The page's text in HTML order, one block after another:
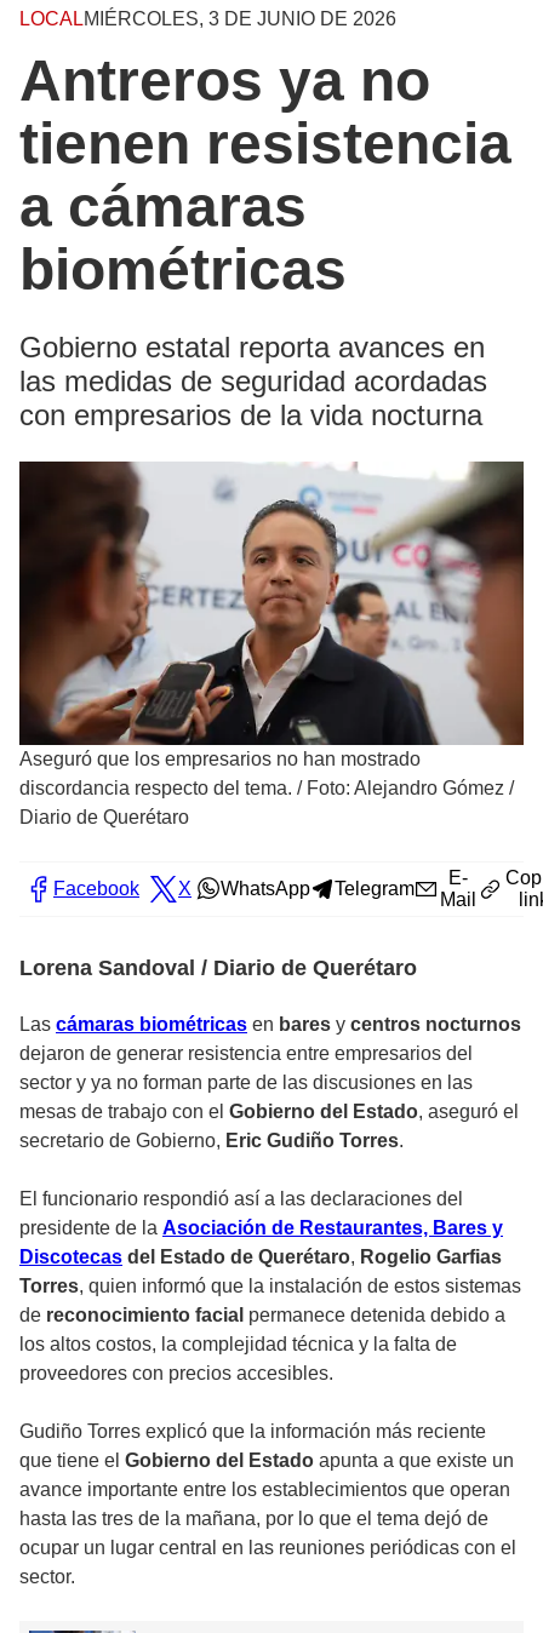
LOCALMIÉRCOLES, 3 DE JUNIO DE 2026
Antreros ya no
tienen resistencia
a cámaras
biométricas
Gobierno estatal reporta avances en
las medidas de seguridad acordadas
con empresarios de la vida nocturna
Aseguró que los empresarios no han mostrado
discordancia respecto del tema. / Foto: Alejandro Gómez /
Diario de Querétaro
Facebook X WhatsApp Telegram
E-
Mail
Lorena Sandoval / Diario de Querétaro
Las cámaras biométricas en bares y centros nocturnos
dejaron de generar resistencia entre empresarios del
sector y ya no forman parte de las discusiones en las
mesas de trabajo con el Gobierno del Estado, aseguró el
secretario de Gobierno, Eric Gudiño Torres.
El funcionario respondió así a las declaraciones del
presidente de la Asociación de Restaurantes, Bares y
Discotecas del Estado de Querétaro, Rogelio Garfias
Torres, quien informó que la instalación de estos sistemas
de reconocimiento facial permanece detenida debido a
los altos costos, la complejidad técnica y la falta de
proveedores con precios accesibles.
Gudiño Torres explicó que la información más reciente
que tiene el Gobierno del Estado apunta a que existe un
avance importante entre los establecimientos que operan
hasta las tres de la mañana, por lo que el tema dejó de
ocupar un lugar central en las reuniones periódicas con el
sector.